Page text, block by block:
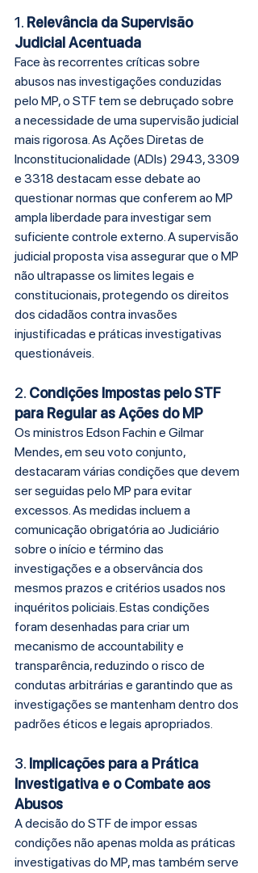
1. Relevância da Supervisão
Judicial Acentuada
Face às recorrentes críticas sobre
abusos nas investigações conduzidas
pelo MP, o STF tem se debruçado sobre
a necessidade de uma supervisão judicial
mais rigorosa. As Ações Diretas de
Inconstitucionalidade (ADIs) 2943, 3309
e 3318 destacam esse debate ao
questionar normas que conferem ao MP
ampla liberdade para investigar sem
suficiente controle externo. A supervisão
judicial proposta visa assegurar que o MP
não ultrapasse os limites legais e
constitucionais, protegendo os direitos
dos cidadãos contra invasões
injustificadas e práticas investigativas
questionáveis.
2. Condições Impostas pelo STF
para Regular as Ações do MP
Os ministros Edson Fachin e Gilmar
Mendes, em seu voto conjunto,
destacaram várias condições que devem
ser seguidas pelo MP para evitar
excessos. As medidas incluem a
comunicação obrigatória ao Judiciário
sobre o início e término das
investigações e a observância dos
mesmos prazos e critérios usados nos
inquéritos policiais. Estas condições
foram desenhadas para criar um
mecanismo de accountability e
transparência, reduzindo o risco de
condutas arbitrárias e garantindo que as
investigações se mantenham dentro dos
padrões éticos e legais apropriados.
3. Implicações para a Prática
Investigativa e o Combate aos
Abusos
A decisão do STF de impor essas
condições não apenas molda as práticas
investigativas do MP, mas também serve